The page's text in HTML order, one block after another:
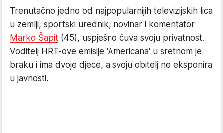
Trenutačno jedno od najpopularnijih televizijskih lica
u zemlji, sportski urednik, novinar i komentator
Marko Šapit (45), uspješno čuva svoju privatnost.
Voditelj HRT-ove emisije 'Americana' u sretnom je
braku i ima dvoje djece, a svoju obitelj ne eksponira
u javnosti.